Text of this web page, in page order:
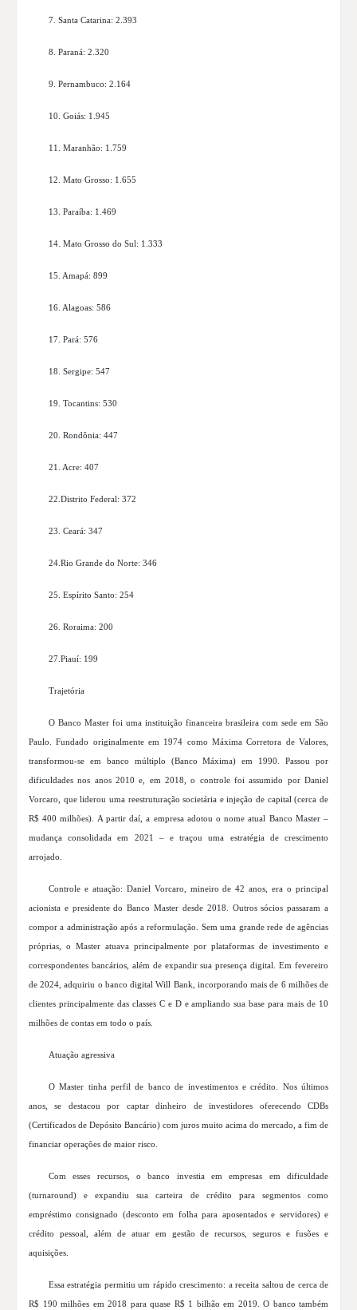
7. Santa Catarina: 2.393
8. Paraná: 2.320
9. Pernambuco: 2.164
10. Goiás: 1.945
11. Maranhão: 1.759
12. Mato Grosso: 1.655
13. Paraíba: 1.469
14. Mato Grosso do Sul: 1.333
15. Amapá: 899
16. Alagoas: 586
17. Pará: 576
18. Sergipe: 547
19. Tocantins: 530
20. Rondônia: 447
21. Acre: 407
22.Distrito Federal: 372
23. Ceará: 347
24.Rio Grande do Norte: 346
25. Espírito Santo: 254
26. Roraima: 200
27.Piauí: 199
Trajetória
O Banco Master foi uma instituição financeira brasileira com sede em São
Paulo. Fundado originalmente em 1974 como Máxima Corretora de Valores,
transformou-se em banco múltiplo (Banco Máxima) em 1990. Passou por
dificuldades nos anos 2010 e, em 2018, o controle foi assumido por Daniel
Vorcaro, que liderou uma reestruturação societária e injeção de capital (cerca de
R$ 400 milhões). A partir daí, a empresa adotou o nome atual Banco Master –
mudança consolidada em 2021 – e traçou uma estratégia de crescimento
arrojado.
Controle e atuação: Daniel Vorcaro, mineiro de 42 anos, era o principal
acionista e presidente do Banco Master desde 2018. Outros sócios passaram a
compor a administração após a reformulação. Sem uma grande rede de agências
próprias, o Master atuava principalmente por plataformas de investimento e
correspondentes bancários, além de expandir sua presença digital. Em fevereiro
de 2024, adquiriu o banco digital Will Bank, incorporando mais de 6 milhões de
clientes principalmente das classes C e D e ampliando sua base para mais de 10
milhões de contas em todo o país.
Atuação agressiva
O Master tinha perfil de banco de investimentos e crédito. Nos últimos
anos, se destacou por captar dinheiro de investidores oferecendo CDBs
(Certificados de Depósito Bancário) com juros muito acima do mercado, a fim de
financiar operações de maior risco.
Com esses recursos, o banco investia em empresas em dificuldade
(turnaround) e expandiu sua carteira de crédito para segmentos como
empréstimo consignado (desconto em folha para aposentados e servidores) e
crédito pessoal, além de atuar em gestão de recursos, seguros e fusões e
aquisições.
Essa estratégia permitiu um rápido crescimento: a receita saltou de cerca de
R$ 190 milhões em 2018 para quase R$ 1 bilhão em 2019. O banco também